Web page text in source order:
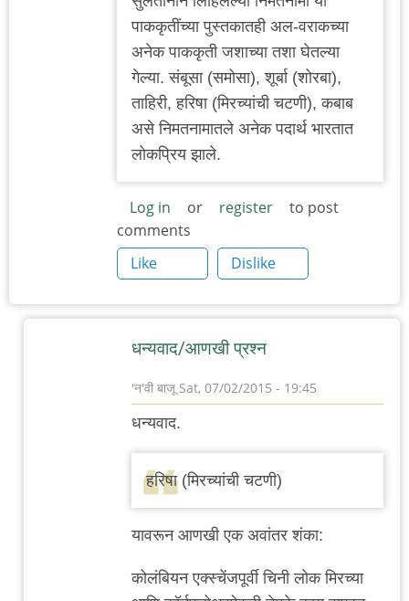
पाककृतींच्या पुस्तकातही अल-वराकच्या
अनेक पाककृती जशाच्या तशा घेतल्या
गेल्या. संबूसा (समोसा), शूर्बा (शोरबा),
ताहिरी, हरिषा (मिरच्यांची चटणी), कबाब
असे निमतनामातले अनेक पदार्थ भारतात
लोकप्रिय झाले.
Log in or register
to post
comments
Like
Dislike
धन्यवाद/आणखी प्रश्न
'न'वी बाजूSat, 07/02/2015 - 19:45
In
इराणी/
मध्य-
पूर्व
नंदन
धन्यवाद.
हरिषा (मिरच्यांची चटणी)
यावरून आणखी एक अवांतर शंका:
कोलंबियन एक्स्चेंजपूर्वी चिनी लोक मिरच्या